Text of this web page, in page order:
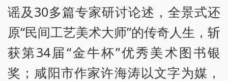
谣及30多篇专家研讨论述，全景式还
原“民间工艺美术大师”的传奇人生，斩
获第34届“金牛杯”优秀美术图书银
奖；咸阳市作家许海涛以文字为媒，